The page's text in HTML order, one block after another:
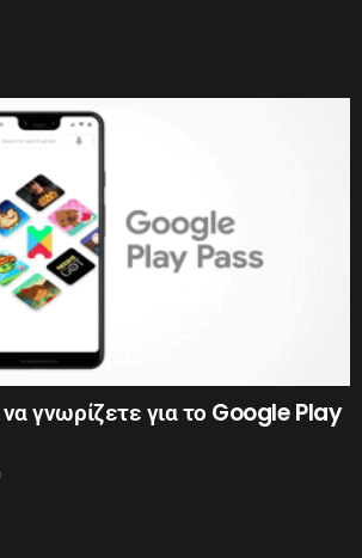
γνωρίζετε για το Google Play